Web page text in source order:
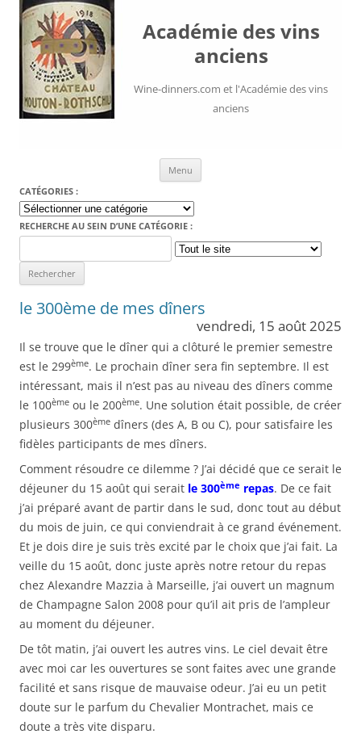
Académie des vins
anciens
Wine-dinners.com et l'Académie des vins
anciens
Menu
CATÉGORIES :
Catégories
:
RECHERCHE AU SEIN D’UNE CATÉGORIE :
for:
le 300ème de mes dîners
vendredi, 15 août 2025
Il se trouve que le dîner qui a clôturé le premier semestre
est le 299ème. Le prochain dîner sera fin septembre. Il est
intéressant, mais il n’est pas au niveau des dîners comme
le 100ème ou le 200ème. Une solution était possible, de créer
plusieurs 300ème dîners (des A, B ou C), pour satisfaire les
fidèles participants de mes dîners.
Comment résoudre ce dilemme ? J’ai décidé que ce serait le
déjeuner du 15 août qui serait le 300ème repas. De ce fait
j’ai préparé avant de partir dans le sud, donc tout au début
du mois de juin, ce qui conviendrait à ce grand événement.
Et je dois dire je suis très excité par le choix que j’ai fait. La
veille du 15 août, donc juste après notre retour du repas
chez Alexandre Mazzia à Marseille, j’ai ouvert un magnum
de Champagne Salon 2008 pour qu’il ait pris de l’ampleur
au moment du déjeuner.
De tôt matin, j’ai ouvert les autres vins. Le ciel devait être
avec moi car les ouvertures se sont faites avec une grande
facilité et sans risque de mauvaise odeur. J’ai eu un petit
doute sur le parfum du Chevalier Montrachet, mais ce
doute a très vite disparu.